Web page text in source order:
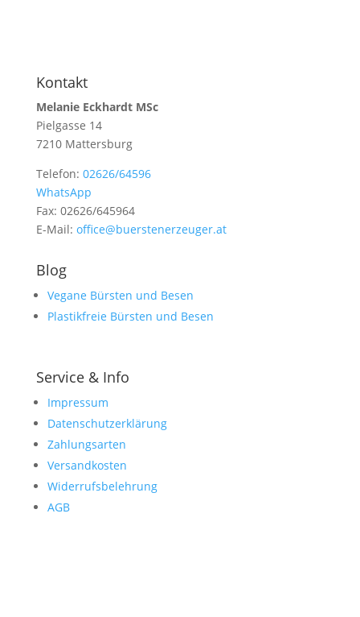
Kontakt
Melanie Eckhardt MSc
Pielgasse 14
7210 Mattersburg
Telefon: 02626/64596
WhatsApp
Fax: 02626/645964
E-Mail: office@buerstenerzeuger.at
Blog
Vegane Bürsten und Besen
Plastikfreie Bürsten und Besen
Service & Info
Impressum
Datenschutzerklärung
Zahlungsarten
Versandkosten
Widerrufsbelehrung
AGB